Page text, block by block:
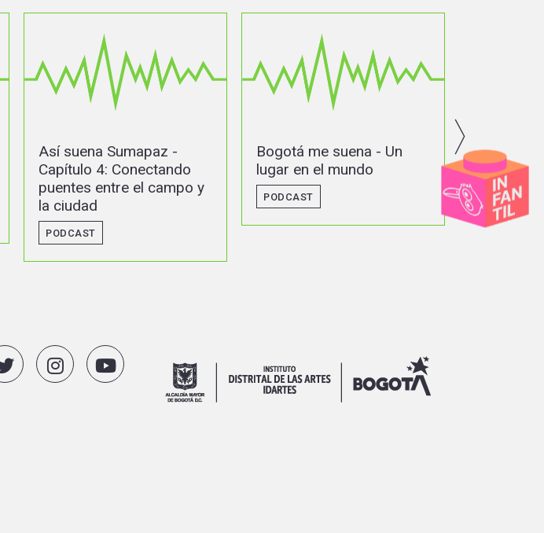
Bogotá me suena - Un
lugar en el mundo
PODCAST
Bogotá me suena - Sin
olvido
PODCAST
Así
Capítulo
territorio
PODCAST